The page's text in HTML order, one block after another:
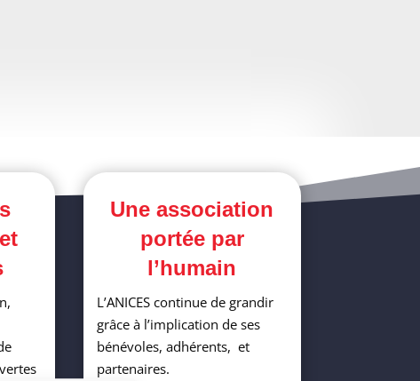
Une association
portée par
l’humain
L’ANICES continue de grandir
grâce à l’implication de ses
bénévoles, adhérents, et
partenaires.